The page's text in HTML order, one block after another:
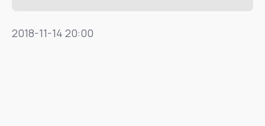
2018-11-14 20:00